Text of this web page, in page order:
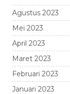
Agustus 2023
Mei 2023
April 2023
Maret 2023
Februari 2023
Januari 2023